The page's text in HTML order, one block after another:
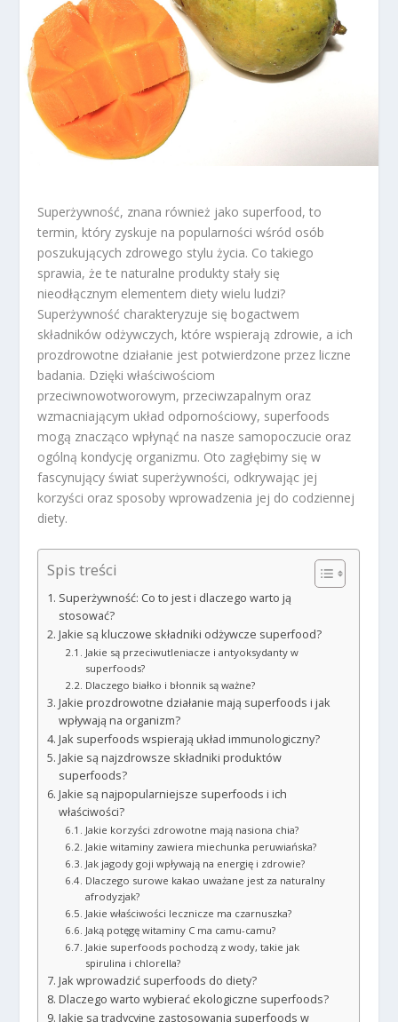
Superżywność, znana również jako superfood, to
termin, który zyskuje na popularności wśród osób
poszukujących zdrowego stylu życia. Co takiego
sprawia, że te naturalne produkty stały się
nieodłącznym elementem diety wielu ludzi?
Superżywność charakteryzuje się bogactwem
składników odżywczych, które wspierają zdrowie, a ich
prozdrowotne działanie jest potwierdzone przez liczne
badania. Dzięki właściwościom
przeciwnowotworowym, przeciwzapalnym oraz
wzmacniającym układ odpornościowy, superfoods
mogą znacząco wpłynąć na nasze samopoczucie oraz
ogólną kondycję organizmu. Oto zagłębimy się w
fascynujący świat superżywności, odkrywając jej
korzyści oraz sposoby wprowadzenia jej do codziennej
diety.
Spis treści
Superżywność: Co to jest i dlaczego warto ją
stosować?
Jakie są kluczowe składniki odżywcze superfood?
Jakie są przeciwutleniacze i antyoksydanty w
superfoods?
Dlaczego białko i błonnik są ważne?
Jakie prozdrowotne działanie mają superfoods i jak
wpływają na organizm?
Jak superfoods wspierają układ immunologiczny?
Jakie są najzdrowsze składniki produktów
superfoods?
Jakie są najpopularniejsze superfoods i ich
właściwości?
Jakie korzyści zdrowotne mają nasiona chia?
Jakie witaminy zawiera miechunka peruwiańska?
Jak jagody goji wpływają na energię i zdrowie?
Dlaczego surowe kakao uważane jest za naturalny
afrodyzjak?
Jakie właściwości lecznicze ma czarnuszka?
Jaką potęgę witaminy C ma camu-camu?
Jakie superfoods pochodzą z wody, takie jak
spirulina i chlorella?
Jak wprowadzić superfoods do diety?
Dlaczego warto wybierać ekologiczne superfoods?
Jakie są tradycyjne zastosowania superfoods w